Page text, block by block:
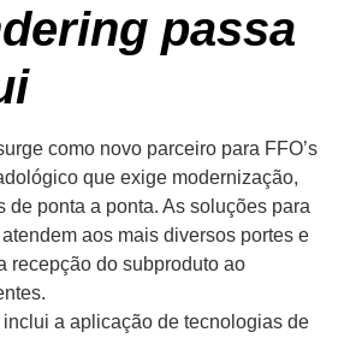
passa
como novo parceiro para FFO’s
que exige modernização,
de ponta a ponta. As soluções para
aos mais diversos portes e
recepção do subproduto ao
a aplicação de tecnologias de